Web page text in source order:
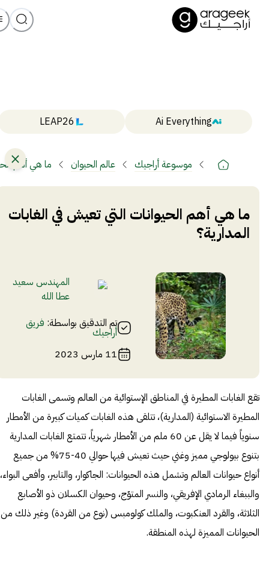
Ai Everything
LEAP26
موسوعة أراجيك عالم الحيوان ما هي أهم
ما هي أهم الحيوانات التي تعيش في الغابات
المدارية؟
المهندس سعيد
عطا الله
تم التدقيق بواسطة: فريق
أراجيك
11 مارس 2023
تقع الغابات المطيرة في المناطق الإستوائية من العالم وتسمى الغابات
المطيرة الاستوائية (المدارية)، تتلقى هذه الغابات كميات كبيرة من الأمطار
سنوياً فيما لا يقل عن 60 ملم من الأمطار شهرياً، تتمتع الغابات المدارية
بتنوع بيولوجي مميز وغني حيث تعيش فيها حوالي 40-75% من جميع
أنواع حيوانات العالم وتشمل هذه الحيوانات: الجاكوار، والتابير، وأفعى البواء،
والببغاء الرمادي الإفريقي، والنسر المتوّج، وحيوان الكسلان ذو الأصابع
الثلاثة، والقرد العنكبوت، والملك كولومبس (نوع من القردة) وغير ذلك من
الحيوانات المميزة لهذه المنطقة.